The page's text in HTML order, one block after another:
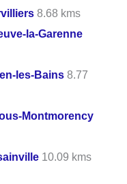
8.68 kms
la-Garenne
les-Bains 8.77
Montmorency
10.09 kms